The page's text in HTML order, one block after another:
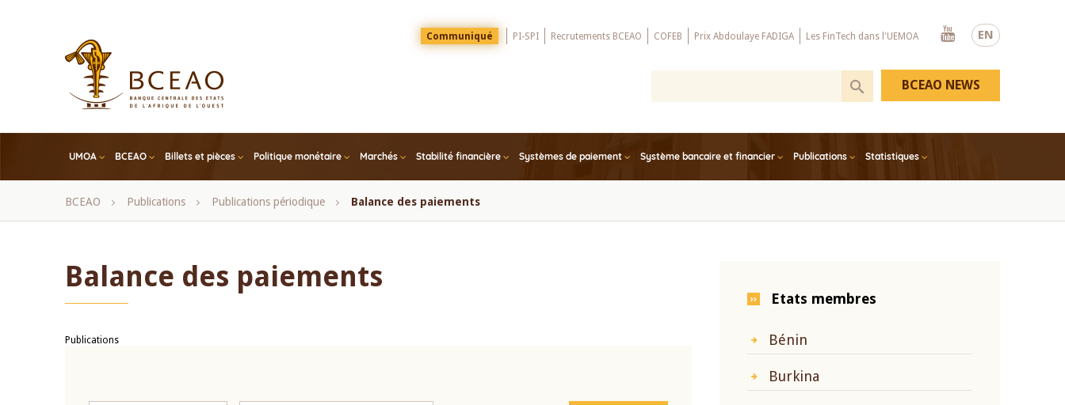
EN
Menu
Top
Communiqué PI-SPI Recrutements BCEAO COFEB Prix Abdoulaye FADIGA Les FinTech dans l'UEMOA
Youtube
UMOA BCEAO Billets et pièces Politique monétaire Marchés Stabilité financière Systèmes de paiement Système bancaire et financier Publications Statistiques
BCEAO NEWS
Fil
BCEAO Publications Publications périodique Balance des paiements
Balance des paiements
Publications
Etats membres
Bénin
Burkina